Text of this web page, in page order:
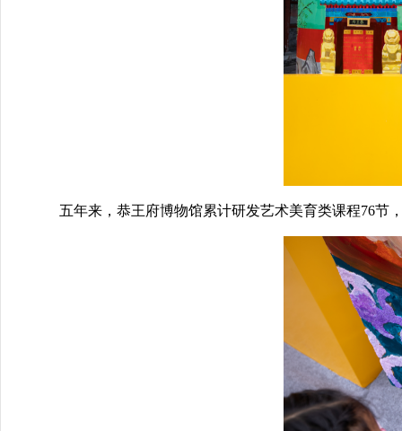
五年来，恭王府博物馆累计研发艺术美育类课程76节